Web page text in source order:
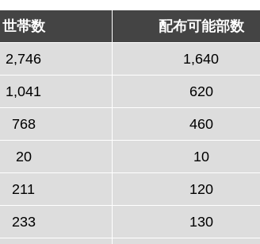
世帯数 配布可能部数
2,746 1,640
1,041 620
768 460
20 10
211 120
233 130